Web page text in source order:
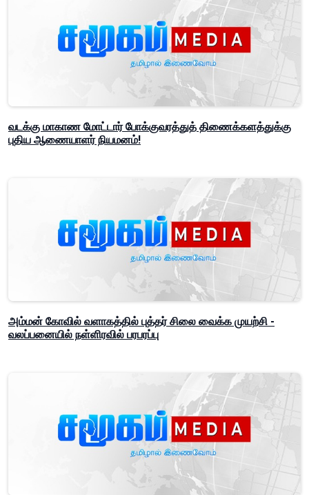
வடக்கு மாகாண மோட்டார் போக்குவரத்துத் திணைக்களத்துக்கு
புதிய ஆணையாளர் நியமனம்!
அம்மன் கோவில் வளாகத்தில் புத்தர் சிலை வைக்க முயற்சி -
வலப்பனையில் நள்ளிரவில் பரபரப்பு